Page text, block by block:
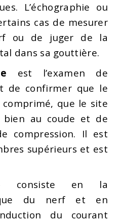
L’échographie ou
cas de mesurer
ou de juger de la
dans sa gouttière.
est l’examen de
de confirmer que le
que le site
bien au coude et de
compression. Il est
supérieurs et est
consiste en la
du nerf et en
du courant